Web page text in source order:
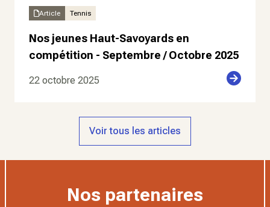
Article Tennis
Nos jeunes Haut-Savoyards en
compétition - Septembre / Octobre 2025
22 octobre 2025
Voir tous les articles
Nos partenaires